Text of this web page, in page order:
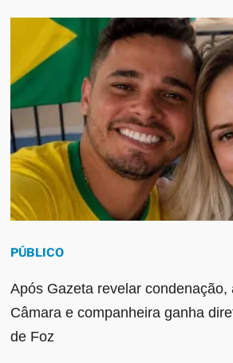
PÚBLICO
Após Gazeta revelar condenação,
Câmara e companheira ganha
de Foz